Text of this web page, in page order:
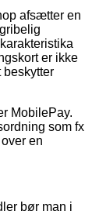
afsætter en
er ikke
beskytter
MobilePay.
som fx
en
bør man i